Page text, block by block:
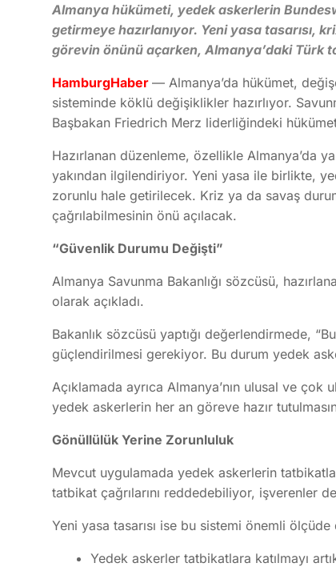
Almanya hükümeti, yedek askerlerin
getirmeye hazırlanıyor. Yeni yasa tasarısı,
görevin önünü açarken, Almanya’daki Türk
HamburgHaber — Almanya’da hükümet,
sisteminde köklü değişiklikler hazırlıyor.
Başbakan Friedrich Merz liderliğindeki
Hazırlanan düzenleme, özellikle Almanya’da
yakından ilgilendiriyor. Yeni yasa ile birlikte,
zorunlu hale getirilecek. Kriz ya da savaş
çağrılabilmesinin önü açılacak.
“Güvenlik Durumu Değişti”
Almanya Savunma Bakanlığı sözcüsü,
olarak açıkladı.
Bakanlık sözcüsü yaptığı değerlendirmede,
güçlendirilmesi gerekiyor. Bu durum yedek
Açıklamada ayrıca Almanya’nın ulusal ve çok
yedek askerlerin her an göreve hazır
Gönüllülük Yerine Zorunluluk
Mevcut uygulamada yedek askerlerin
tatbikat çağrılarını reddedebiliyor, işverenler
Yeni yasa tasarısı ise bu sistemi önemli
Yedek askerler tatbikatlara katılmayı